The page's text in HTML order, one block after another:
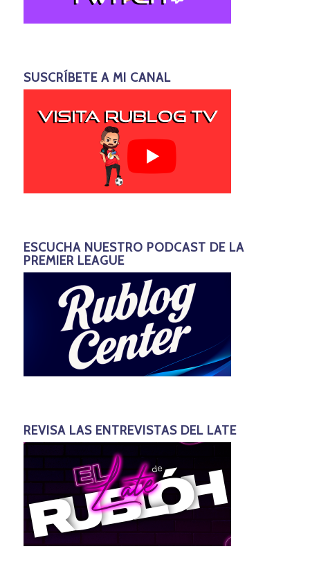
SUSCRÍBETE A MI CANAL
ESCUCHA NUESTRO PODCAST DE LA
PREMIER LEAGUE
REVISA LAS ENTREVISTAS DEL LATE